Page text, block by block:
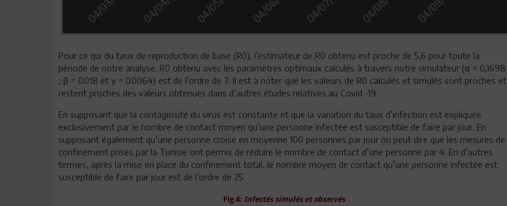
Pour ce qui du taux de reproduction de base (R0), l’estimateur de R0 obtenu est proche de 5,6 pour toute la
période de notre analyse. R0 obtenu avec les paramètres optimaux calculés à travers notre simulateur (α = 0,1698
; β = 0.018 et γ = 0.0064) est de l’ordre de 7. Il est à noter que les valeurs de R0 calculés et simulés sont proches et
restent proches des valeurs obtenues dans d’autres études relatives au Covid -19.
En supposant que la contagiosité du virus est constante et que la variation du taux d’infection est expliquée
exclusivement par le nombre de contact moyen qu’une personne infectée est susceptible de faire par jour. En
supposant également qu’une personne croise en moyenne 100 personnes par jour on peut dire que les mesures de
confinement prises par la Tunisie ont permis de réduire le nombre de contact d’une personne par 4. En d’autres
termes, après la mise en place du confinement total, le nombre moyen de contact qu’une personne infectée est
susceptible de faire par jour est de l’ordre de 25.
Fig 4: Infectés simulés et observés